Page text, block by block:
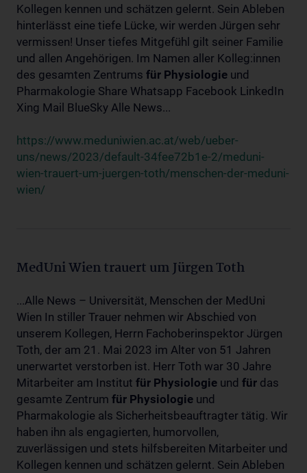
Kollegen kennen und schätzen gelernt. Sein Ableben
hinterlässt eine tiefe Lücke, wir werden Jürgen sehr
vermissen! Unser tiefes Mitgefühl gilt seiner Familie
und allen Angehörigen. Im Namen aller Kolleg:innen
des gesamten Zentrums für Physiologie und
Pharmakologie Share Whatsapp Facebook LinkedIn
Xing Mail BlueSky Alle News...
https://www.meduniwien.ac.at/web/ueber-
uns/news/2023/default-34fee72b1e-2/meduni-
wien-trauert-um-juergen-toth/menschen-der-meduni-
wien/
MedUni Wien trauert um Jürgen Toth
...Alle News – Universität, Menschen der MedUni
Wien In stiller Trauer nehmen wir Abschied von
unserem Kollegen, Herrn Fachoberinspektor Jürgen
Toth, der am 21. Mai 2023 im Alter von 51 Jahren
unerwartet verstorben ist. Herr Toth war 30 Jahre
Mitarbeiter am Institut für Physiologie und für das
gesamte Zentrum für Physiologie und
Pharmakologie als Sicherheitsbeauftragter tätig. Wir
haben ihn als engagierten, humorvollen,
zuverlässigen und stets hilfsbereiten Mitarbeiter und
Kollegen kennen und schätzen gelernt. Sein Ableben